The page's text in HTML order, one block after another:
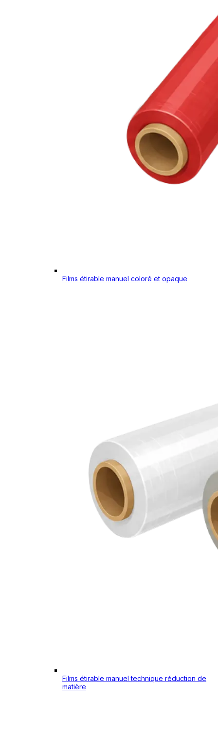
Films étirable manuel coloré et opaque
Films étirable manuel technique réduction de
matière